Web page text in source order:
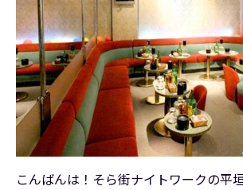
こんばんは！そら街ナイトワークの平